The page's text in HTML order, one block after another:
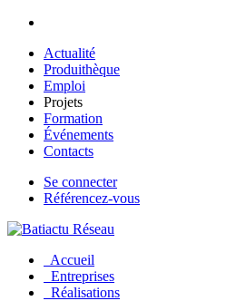
Aller au contenu principal
Actualité
Produithèque
Emploi
Projets
Formation
Événements
Contacts
Se connecter
Référencez-vous
Accueil
Entreprises
Réalisations